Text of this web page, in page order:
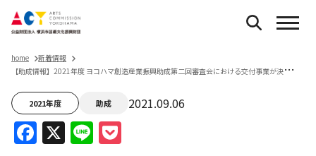
home 新着情報
【
助成情報】2021年度 ヨコハマ創造産業振興助成第二回審査会における交付事業が決定しました。
2021年度 助成 2021.09.06
Facebook
X Line